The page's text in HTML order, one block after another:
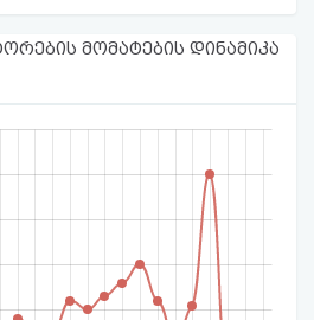
მომატების დინამიკა